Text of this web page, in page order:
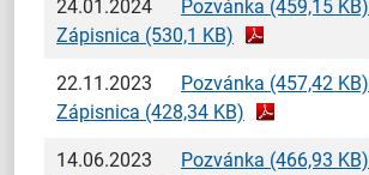
24.01.2024
Pozvánka (459,15 KB)
Zápisnica (530,1 KB)
22.11.2023
Pozvánka (457,42 KB)
Zápisnica (428,34 KB)
14.06.2023
Pozvánka (466,93 KB)